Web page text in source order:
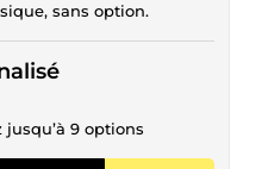
sans option.
jusqu’à 9 options